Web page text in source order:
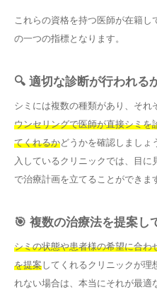
これらの資格を持つ医師が在籍
の一つの指標となります。
🔍 適切な診断が行われる
シミには複数の種類があり、それ
ウンセリングで医師が直接シミを
てくれるかどうかを確認しまし
入しているクリニックでは、目に
で治療計画を立てることができま
🎯 複数の治療法を提案し
シミの状態や患者様の希望に合わ
を提案 してくれるクリニックが理
れない場合は、本当にそれが最適